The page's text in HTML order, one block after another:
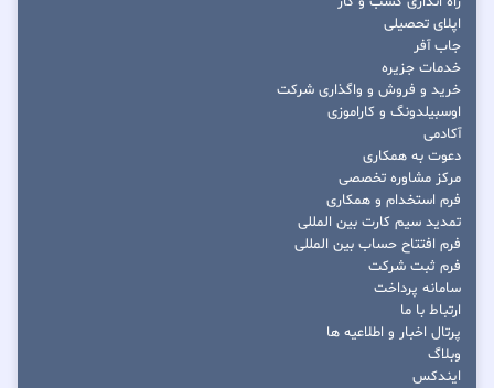
اپلای تحصیلی
جاب آفر
خدمات جزیره
خرید و فروش و واگذاری شرکت
اوسبیلدونگ و کاراموزی
آکادمی
دعوت به همکاری
مرکز مشاوره تخصصی
فرم استخدام و همکاری
تمدید سیم کارت بین المللی
فرم افتتاح حساب بین المللی
فرم ثبت شرکت
سامانه پرداخت
ارتباط با ما
پرتال اخبار و اطلاعیه ها
وبلاگ
ایندکس